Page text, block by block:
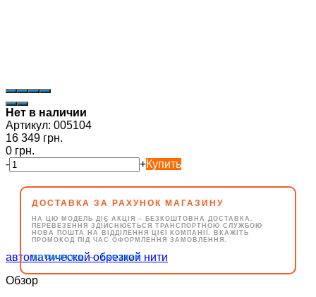
Нет в наличии
Артикул: 005104
16 349 грн.
0 грн.
-
+Купить
ДОСТАВКА ЗА РАХУНОК МАГАЗИНУ
НА ЦЮ МОДЕЛЬ ДІЄ АКЦІЯ – БЕЗКОШТОВНА ДОСТАВКА.
ПЕРЕВЕЗЕННЯ ЗДІЙСНЮЄТЬСЯ ТРАНСПОРТНОЮ СЛУЖБОЮ
НОВА ПОШТА НА ВІДДІЛЕННЯ ЦІЄЇ КОМПАНІЇ. ВКАЖІТЬ
ПРОМОКОД ПІД ЧАС ОФОРМЛЕННЯ ЗАМОВЛЕННЯ.
ПРОМОКОД→ZSU2025
Обзор